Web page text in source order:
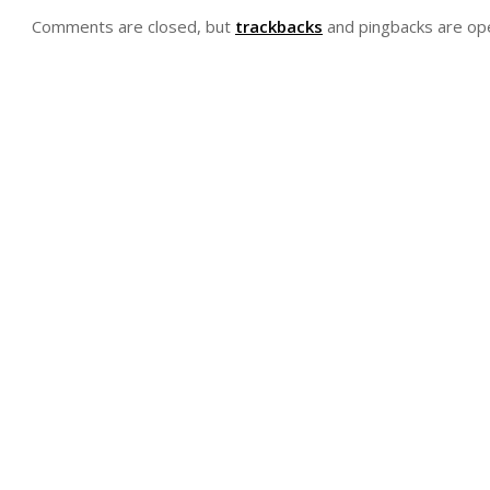
Comments are closed, but trackbacks and pingbacks are